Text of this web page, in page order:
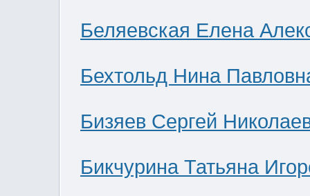
Беляевская Елена
Бехтольд Нина
Бизяев Сергей
Бикчурина Татьяна